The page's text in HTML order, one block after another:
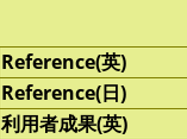
Reference(英)
Reference(日)
利用者成果(英)